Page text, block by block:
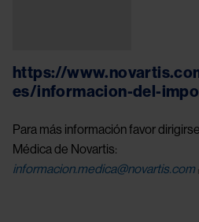
https://
es/informacion-del-
Para más información favor
Médica de Novartis:
informacion.medica@novartis.com